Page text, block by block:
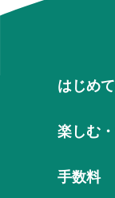
はじめ
楽しむ
手数料